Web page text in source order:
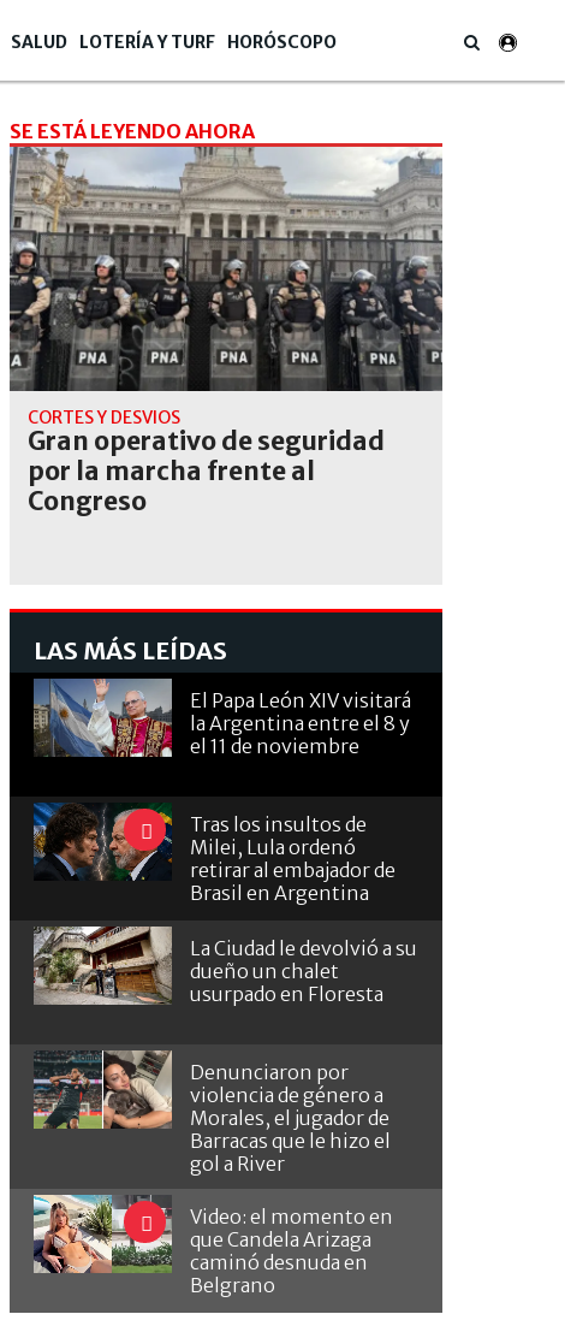
SALUD LOTERÍA Y TURF HORÓSCOPO
SE ESTÁ LEYENDO AHORA
CORTES Y DESVIOS
Gran operativo de seguridad
por la marcha frente al
Congreso
LAS MÁS LEÍDAS
El Papa León XIV visitará
la Argentina entre el 8 y
el 11 de noviembre
Tras los insultos de
Milei, Lula ordenó
retirar al embajador de
Brasil en Argentina
La Ciudad le devolvió a su
dueño un chalet
usurpado en Floresta
Denunciaron por
violencia de género a
Morales, el jugador de
Barracas que le hizo el
gol a River
Video: el momento en
que Candela Arizaga
caminó desnuda en
Belgrano